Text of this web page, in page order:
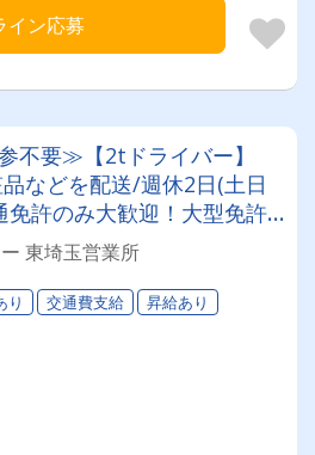
イン応募
不要≫【2tドライバー】
などを配送/週休2日(土日
免許のみ大歓迎！大型免許
制度も有★インセン・賞
当など待遇充実
東埼玉営業所
り 交通費支給
昇給あり